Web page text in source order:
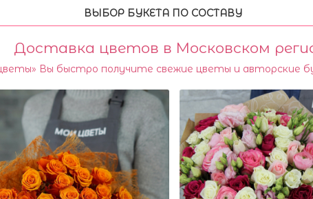
ВЫБОР БУКЕТА ПО СОСТАВУ
Доставка цветов в Московском
Вы быстро получите свежие цветы и авторские